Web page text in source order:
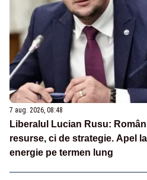
7 aug. 2026, 08:48
Liberalul Lucian Rusu:
resurse, ci de strategie. Apel
energie pe termen lung